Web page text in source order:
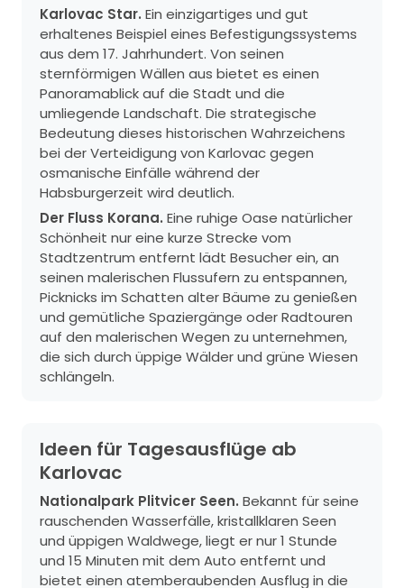
Karlovac Star. Ein einzigartiges und gut
erhaltenes Beispiel eines Befestigungssystems
aus dem 17. Jahrhundert. Von seinen
sternförmigen Wällen aus bietet es einen
Panoramablick auf die Stadt und die
umliegende Landschaft. Die strategische
Bedeutung dieses historischen Wahrzeichens
bei der Verteidigung von Karlovac gegen
osmanische Einfälle während der
Habsburgerzeit wird deutlich.
Der Fluss Korana. Eine ruhige Oase natürlicher
Schönheit nur eine kurze Strecke vom
Stadtzentrum entfernt lädt Besucher ein, an
seinen malerischen Flussufern zu entspannen,
Picknicks im Schatten alter Bäume zu genießen
und gemütliche Spaziergänge oder Radtouren
auf den malerischen Wegen zu unternehmen,
die sich durch üppige Wälder und grüne Wiesen
schlängeln.
Ideen für Tagesausflüge ab
Karlovac
Nationalpark Plitvicer Seen. Bekannt für seine
rauschenden Wasserfälle, kristallklaren Seen
und üppigen Waldwege, liegt er nur 1 Stunde
und 15 Minuten mit dem Auto entfernt und
bietet einen atemberaubenden Ausflug in die